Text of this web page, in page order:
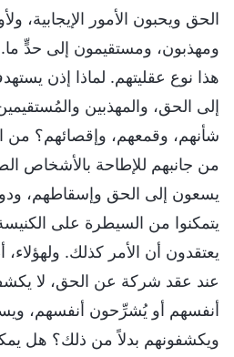
الحق ويحبون الأمور الإيجابية،
ومهذبون، ومستقيمون إلى حدٍّ
هذا نوع عقليتهم. لماذا إذن
إلى الحق، والمهذبين
شأنهم، وقمعهم، وإقصائهم؟ من
من جانبهم للإطاحة بالأشخاص
يسعون إلى الحق وإسقاطهم،
يتمكنوا من السيطرة على
يعتقدون أن الأمر كذلك. ولهؤلاء،
عند عقد شركة عن الحق، لا
أنفسهم أو يُشرِّحون أنفسهم،
ويكشفونهم بدلاً من ذلك؟ هل